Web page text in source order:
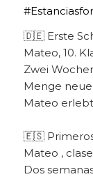
🇩🇪 Erste
Mateo, 10.
Zwei
Menge
Mateo erlebt
🇪🇸 Primeros
Mateo , clase
Dos